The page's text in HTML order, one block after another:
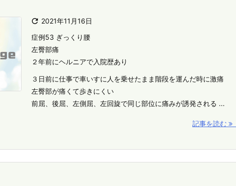
 2021年11月16日
症例53 ぎっくり腰
左臀部痛
２年前にヘルニアで入院歴あり
３日前に仕事で車いすに人を乗せたまま階段を運んだ時に激痛
左臀部が痛くて歩きにくい
前屈、後屈、左側屈、左回旋で同じ部位に痛みが誘発される ...
記事を読む